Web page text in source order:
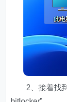
2、接着找到